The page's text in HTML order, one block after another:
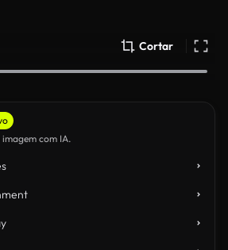
Cortar
com IA.